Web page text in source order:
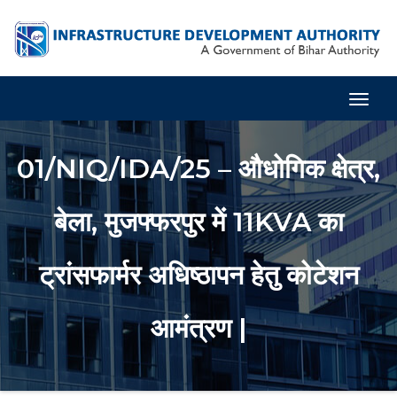
01/NIQ/IDA/25 – औधोगिक क्षेत्र,
बेला, मुजफ्फरपुर में 11KVA का
ट्रांसफार्मर अधिष्ठापन हेतु कोटेशन
आमंत्रण |